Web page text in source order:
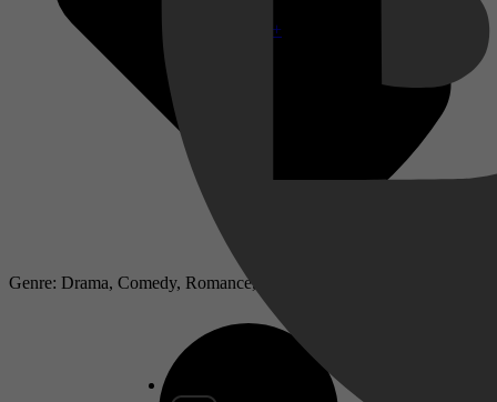
Disney+
Genre: Drama, Comedy, Romance, Sport